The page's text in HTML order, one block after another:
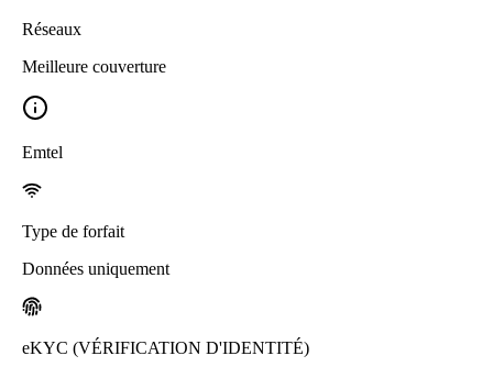
Réseaux
Meilleure couverture
Emtel
Type de forfait
Données uniquement
eKYC (VÉRIFICATION D'IDENTITÉ)